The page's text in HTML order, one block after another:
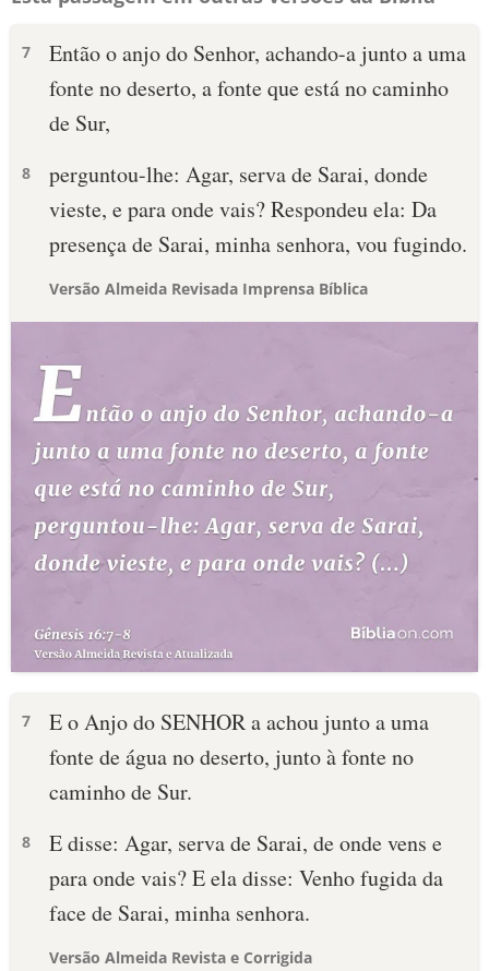
7
Então o anjo do Senhor, achando-a junto a uma
fonte no deserto, a fonte que está no caminho
de Sur,
8
perguntou-lhe: Agar, serva de Sarai, donde
vieste, e para onde vais? Respondeu ela: Da
presença de Sarai, minha senhora, vou fugindo.
Versão Almeida Revisada Imprensa Bíblica
7
E o Anjo do SENHOR a achou junto a uma
fonte de água no deserto, junto à fonte no
caminho de Sur.
8
E disse: Agar, serva de Sarai, de onde vens e
para onde vais? E ela disse: Venho fugida da
face de Sarai, minha senhora.
Versão Almeida Revista e Corrigida